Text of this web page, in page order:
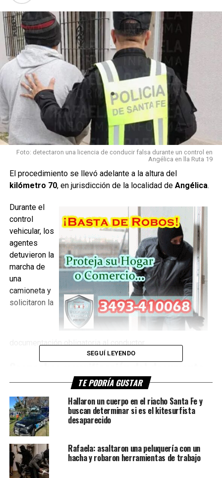
Foto: detectaron una licencia de conducir falsa durante un control en
Angélica en lla Ruta 19
El procedimiento se llevó adelante a la altura del
kilómetro 70, en jurisdicción de la localidad de Angélica.
Durante el
control
vehicular, los
agentes
detuvieron la
marcha de
una
camioneta y
solicitaron la
Sospechas y verificación del documento
Según se informó, el joven presentó una licencia nacional
de conducir que despertó sospechas entre los efectivos
debido a ciertas irregularidades detectadas a simple vista.
Ante esta situación, los uniformados realizaron
verificaciones en los sistemas informáticos oficiales de la
Guardia Provincial y comprobaron que no existían
registros vigentes vinculados al documento exhibido.
SEGUÍ LEYENDO
TE PODRÍA GUSTAR
Hallaron un cuerpo en el riacho Santa Fe y
buscan determinar si es el kitesurfista
desaparecido
Rafaela: asaltaron una peluquería con un
hacha y robaron herramientas de trabajo